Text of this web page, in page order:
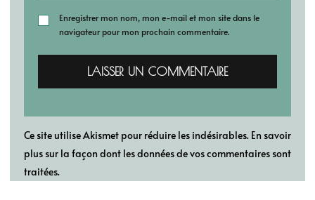
Enregistrer mon nom, mon e-mail et mon site dans le
navigateur pour mon prochain commentaire.
Ce site utilise Akismet pour réduire les indésirables. En savoir
plus sur la façon dont les données de vos commentaires sont
traitées.